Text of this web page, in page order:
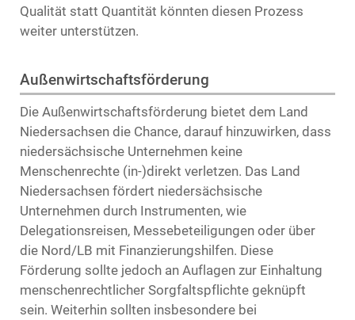
Qualität statt Quantität könnten diesen Prozess
weiter unterstützen.
Außenwirtschaftsförderung
Die Außenwirtschaftsförderung bietet dem Land
Niedersachsen die Chance, darauf hinzuwirken, dass
niedersächsische Unternehmen keine
Menschenrechte (in-)direkt verletzen. Das Land
Niedersachsen fördert niedersächsische
Unternehmen durch Instrumenten, wie
Delegationsreisen, Messebeteiligungen oder über
die Nord/LB mit Finanzierungshilfen. Diese
Förderung sollte jedoch an Auflagen zur Einhaltung
menschenrechtlicher Sorgfaltspflichte geknüpft
sein. Weiterhin sollten insbesondere bei